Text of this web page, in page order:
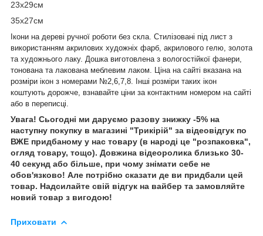
23х29см
35х27см
Ікони на дереві ручної роботи без скла. Стилізовані під лист з
використанням акрилових художніх фарб, акрилового гелю, золота
та художнього лаку. Дошка виготовлена з вологостійкої фанери,
тонована та лакована меблевим лаком. Ціна на сайті вказана на
розміри ікон з номерами №2,6,7,8. Інші розміри таких ікон
коштують дорожче, взнавайте ціни за контактним номером на сайті
або в переписці.
Увага! Сьогодні ми даруємо разову знижку -5% на
наступну покупку в магазині "Трикірій" за відеовідгук по
ВЖЕ придбаному у нас товару (в народі це "розпаковка",
огляд товару, тощо). Довжина відеоролика близько 30-
40 секунд або більше, при чому знімати себе не
обов'язково! Але потрібно сказати де ви придбали цей
товар. Надсилайте свій відгук на вайбер та замовляйте
новий товар з вигодою!
Приховати